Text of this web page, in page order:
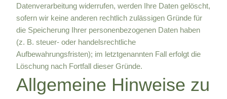
Datenverarbeitung widerrufen, werden Ihre Daten gelöscht,
sofern wir keine anderen rechtlich zulässigen Gründe für
die Speicherung Ihrer personenbezogenen Daten haben
(z. B. steuer- oder handelsrechtliche
Aufbewahrungsfristen); im letztgenannten Fall erfolgt die
Löschung nach Fortfall dieser Gründe.
Allgemeine Hinweise zu